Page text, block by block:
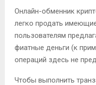
Онлайн-обменник
легко продать
пользователям
фиатные деньги (к
операций здесь не
Чтобы выполнить